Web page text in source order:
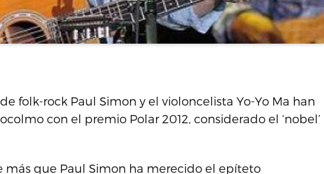
folk-rock Paul Simon y el violoncelista Yo-Yo Ma han
con el premio Polar 2012, considerado el ‘nobel’
más que Paul Simon ha merecido el epíteto